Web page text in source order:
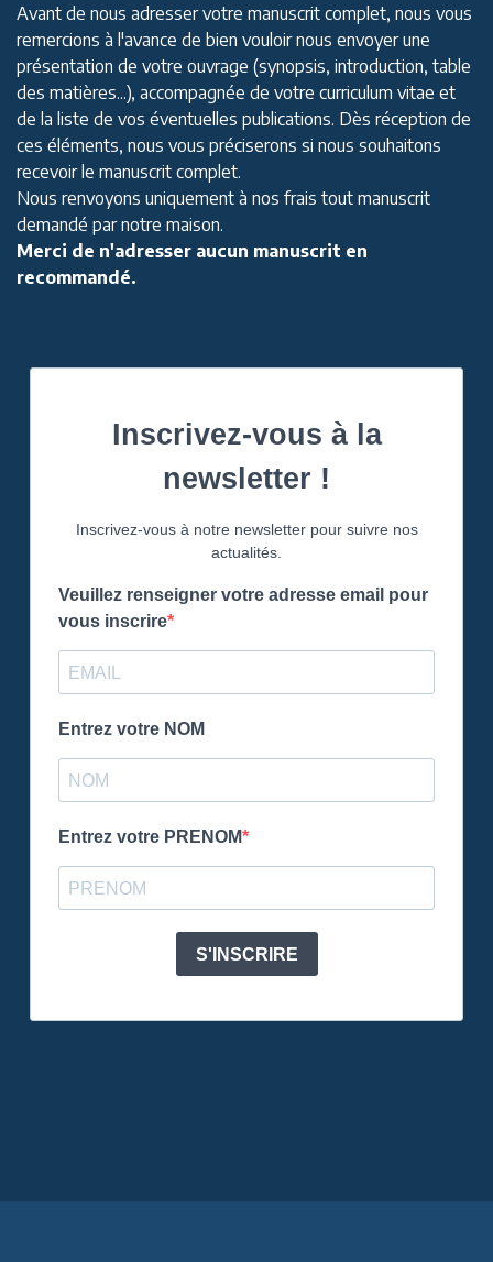
Avant de nous adresser votre manuscrit complet, nous vous
remercions à l'avance de bien vouloir nous envoyer une
présentation de votre ouvrage (synopsis, introduction, table
des matières...), accompagnée de votre curriculum vitae et
de la liste de vos éventuelles publications. Dès réception de
ces éléments, nous vous préciserons si nous souhaitons
recevoir le manuscrit complet.
Nous renvoyons uniquement à nos frais tout manuscrit
demandé par notre maison.
Merci de n'adresser aucun manuscrit en
recommandé.
Inscrivez-vous à la
newsletter !
Inscrivez-vous à notre newsletter pour suivre nos
actualités.
Veuillez renseigner votre adresse email pour
vous inscrire
Entrez votre NOM
Entrez votre PRENOM
S'INSCRIRE